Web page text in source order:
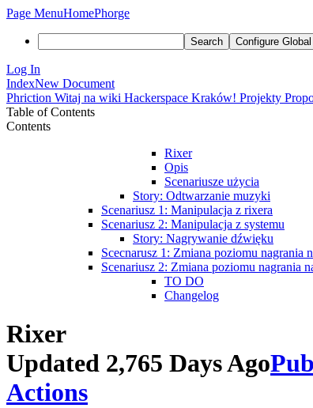
Page MenuHomePhorge
Search Configure
Log In
IndexNew Document
Phriction Witaj na wiki Hackerspace Kraków! Projekty
Table of Contents
Contents
Rixer
Opis
Scenariusze użycia
Story: Odtwarzanie muzyki
Scenariusz 1: Manipulacja z rixera
Scenariusz 2: Manipulacja z systemu
Story: Nagrywanie dźwięku
Scecnarusz 1: Zmiana poziomu nagrania
Scenariusz 2: Zmiana poziomu nagrania
TO DO
Changelog
Rixer
Updated 2,765 Days Ago
Actions